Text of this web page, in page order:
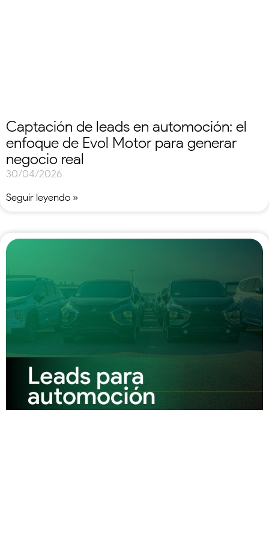
Captación de leads en automoción: el
enfoque de Evol Motor para generar
negocio real
30/04/2026
Seguir leyendo »